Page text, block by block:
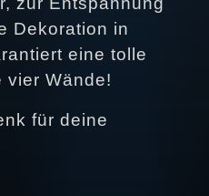
Dekoration in
eine tolle
vier Wände!
für deine